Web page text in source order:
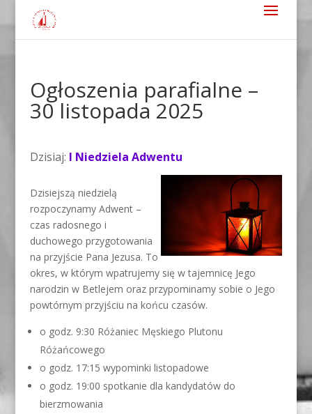
Ogłoszenia parafialne –
30 listopada 2025
Dzisiaj: I Niedziela Adwentu
Dzisiejszą niedzielą
rozpoczynamy Adwent –
czas radosnego i
duchowego przygotowania
na przyjście Pana Jezusa. To
okres, w którym wpatrujemy się w tajemnicę Jego
narodzin w Betlejem oraz przypominamy sobie o Jego
powtórnym przyjściu na końcu czasów.
o godz. 9:30 Różaniec Męskiego Plutonu
Różańcowego
o godz. 17:15 wypominki listopadowe
o godz. 19:00 spotkanie dla kandydatów do
bierzmowania